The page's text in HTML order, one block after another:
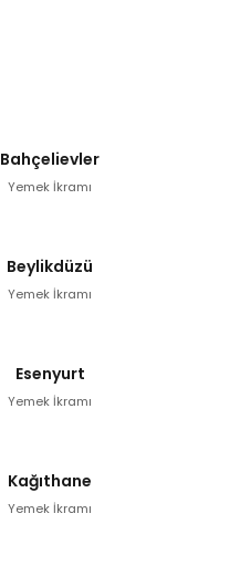
Bahçelievler
Yemek İkramı
Beylikdüzü
Yemek İkramı
Esenyurt
Yemek İkramı
Kağıthane
Yemek İkramı